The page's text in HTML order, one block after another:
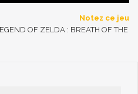
Notez ce jeu
OF ZELDA : BREATH OF THE